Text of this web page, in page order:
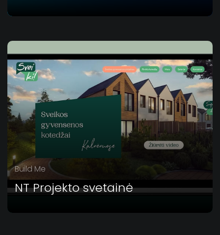
Build Me
NT Projekto svetainė